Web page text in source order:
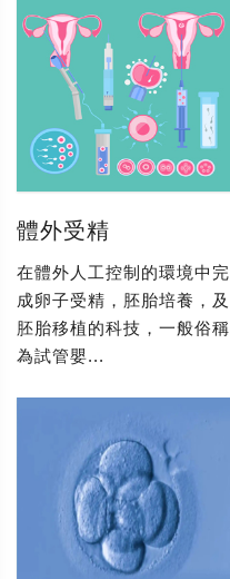
體外受精
在體外人工控制的環境中完
成卵子受精，胚胎培養，及
胚胎移植的科技，一般俗稱
為試管嬰...